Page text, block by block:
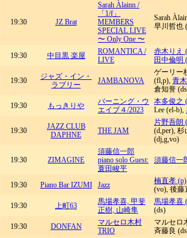
19:30 JZ Brat
Sarah Àlainn /
「1/f」
MEMBERS
SPECIAL LIVE
〜 Only One 〜
Sarah
早川哲也
19:30 中目黒 楽屋
ROMANTICA /
LIVE
赤木りえ
田中倫明
19:30
ジャズ・イン・
ラブリー
JAMBANOVA
ゲーリー
(fl,p), 青
倉知誉
19:30
もっきりや
バーニング・ウ
エイブ４/2023
本多俊之
Lee (el-b),
19:30
JAZZ CLUB
DAPHNE
THE JAM
片野吾朗
(d,per),
(dj,g,vo)
19:30 ZIMAGINE
須藤信一郎
piano solo Guest:
蓑田峻平
須藤信一
19:30 Piano Bar IZUMI Jazz 楠直孝 (p)
(vo), 後藤
19:30
上町63
馬場孝喜, 甲斐
正樹, 山崎隼
馬場孝喜
(ds)
19:30
DONFAN
マルセロ木村
TRIO
マルセロ
斉藤良